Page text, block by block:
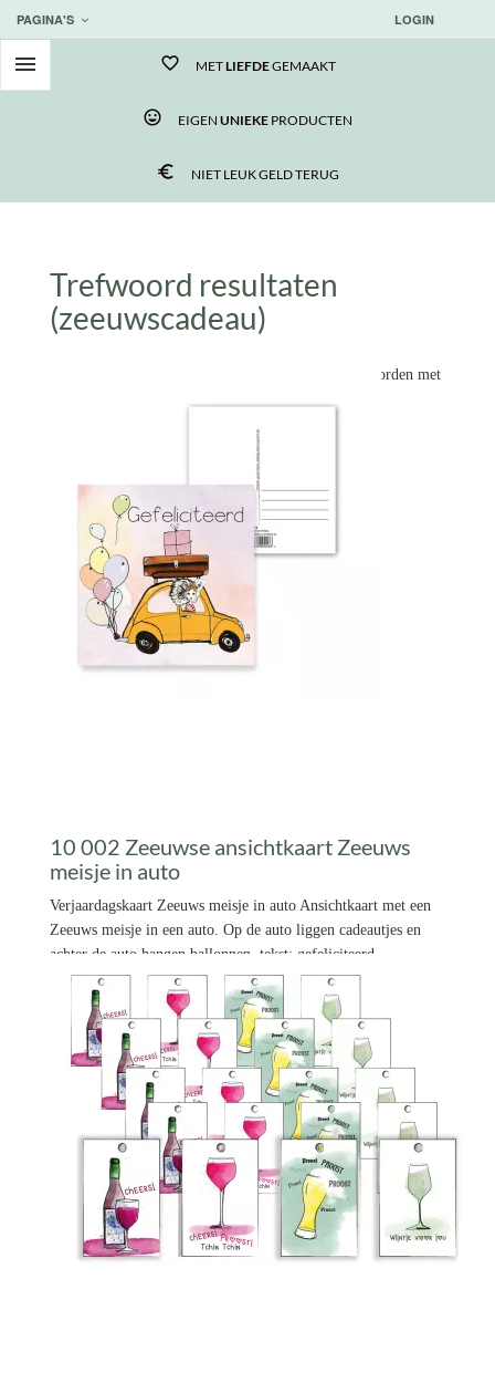
PAGINA'S LOGIN
 favorite_border METLIEFDEGEMAAKT
tag_faces EIGEN UNIEKE PRODUCTEN
euro_symbol NIET LEUK GELD TERUG
Trefwoord resultaten
(zeeuwscadeau)
Hieronder vindt je alle producten die geassocieerd worden met
10 002 Zeeuwse ansichtkaart Zeeuws
meisje in auto
Verjaardagskaart Zeeuws meisje in auto Ansichtkaart met een
Zeeuws meisje in een auto. Op de auto liggen cadeautjes en
achter de auto hangen ballonnen. tekst: gefeliciteerd
€ 1,95 *
Prijs per stuk
